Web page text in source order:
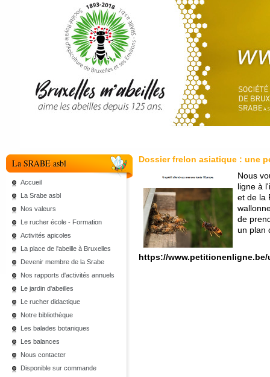
La SRABE asbl
Accueil
La Srabe asbl
Nos valeurs
Le rucher école - Formation
Activités apicoles
La place de l'abeille à Bruxelles
Devenir membre de la Srabe
Nos rapports d'activités annuels
Le jardin d'abeilles
Le rucher didactique
Notre bibliothèque
Les balades botaniques
Les balances
Nous contacter
Disponible sur commande
Dossier frelon asiatique : une
Nous
ligne à
et de la
de
un plan
https://